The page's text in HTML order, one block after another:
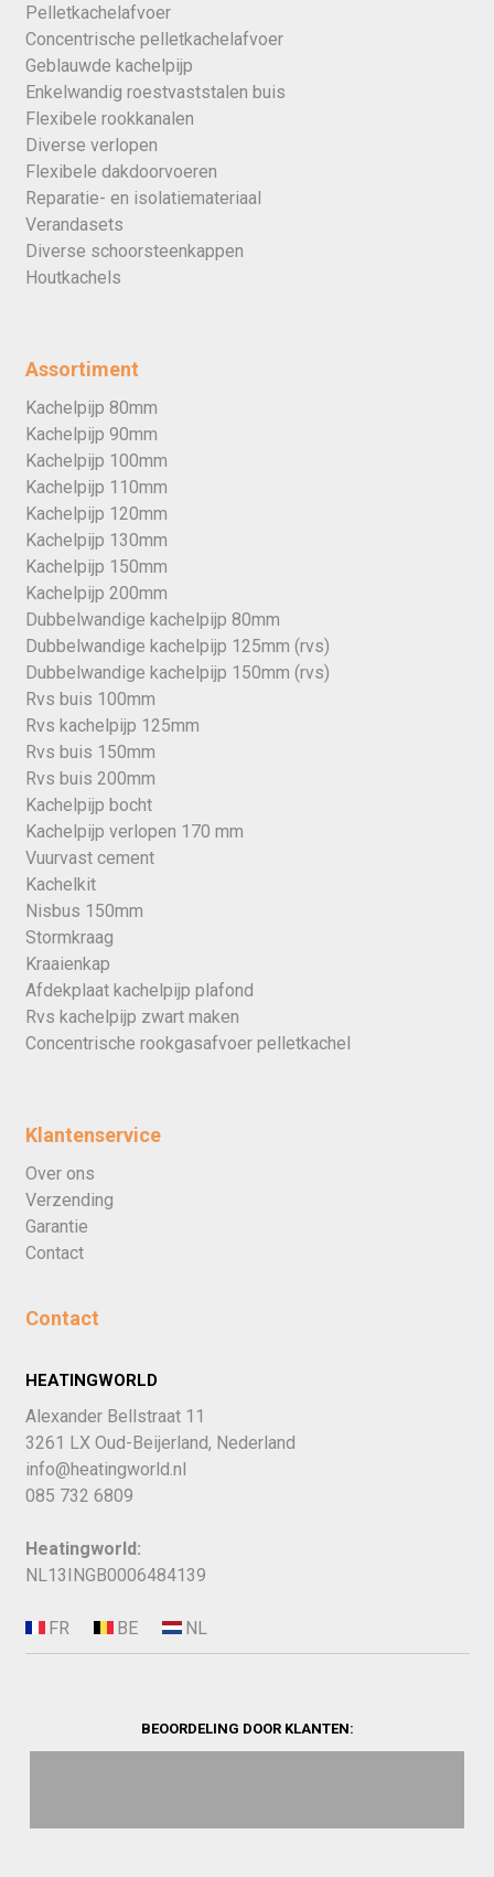
Pelletkachelafvoer
Concentrische pelletkachelafvoer
Geblauwde kachelpijp
Enkelwandig roestvaststalen buis
Flexibele rookkanalen
Diverse verlopen
Flexibele dakdoorvoeren
Reparatie- en isolatiemateriaal
Verandasets
Diverse schoorsteenkappen
Houtkachels
Assortiment
Kachelpijp 80mm
Kachelpijp 90mm
Kachelpijp 100mm
Kachelpijp 110mm
Kachelpijp 120mm
Kachelpijp 130mm
Kachelpijp 150mm
Kachelpijp 200mm
Dubbelwandige kachelpijp 80mm
Dubbelwandige kachelpijp 125mm (rvs)
Dubbelwandige kachelpijp 150mm (rvs)
Rvs buis 100mm
Rvs kachelpijp 125mm
Rvs buis 150mm
Rvs buis 200mm
Kachelpijp bocht
Kachelpijp verlopen 170 mm
Vuurvast cement
Kachelkit
Nisbus 150mm
Stormkraag
Kraaienkap
Afdekplaat kachelpijp plafond
Rvs kachelpijp zwart maken
Concentrische rookgasafvoer pelletkachel
Klantenservice
Over ons
Verzending
Garantie
Contact
Contact
HEATINGWORLD
Alexander Bellstraat 11
3261 LX Oud-Beijerland, Nederland
info@heatingworld.nl
085 732 6809
Heatingworld:
NL13INGB0006484139
BEOORDELING DOOR KLANTEN: